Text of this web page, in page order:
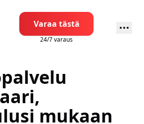
Varaa tästä
24/7 varaus
,
mukaan